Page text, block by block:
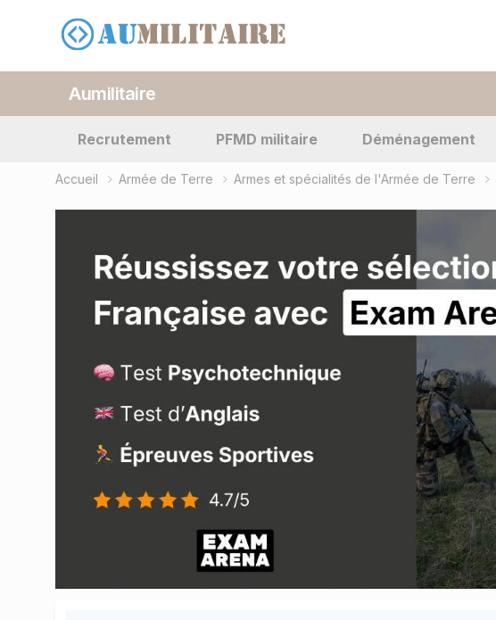
Aumilitaire
Recrutement PFMD militaire Déménagement
Accueil Armée de Terre Armes et spécialités de l'Armée de Terre